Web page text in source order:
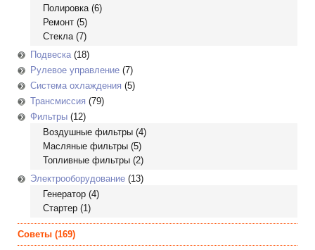
Полировка(6)
Ремонт (5)
Стекла(7)
Подвеска(18)
Рулевое управление (7)
Система охлаждения (5)
Трансмиссия (79)
Фильтры (12)
Воздушные фильтры (4)
Масляные фильтры (5)
Топливные фильтры (2)
Электрооборудование (13)
Генератор (4)
Стартер (1)
Советы (169)